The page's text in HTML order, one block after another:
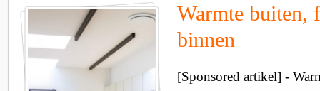
Warmte buiten,
binnen
[Sponsored artikel] -